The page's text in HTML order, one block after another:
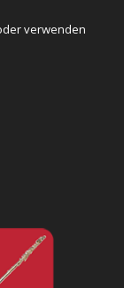
verwenden